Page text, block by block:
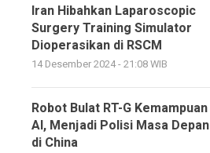
Iran Hibahkan Laparoscopic
Surgery Training Simulator
Dioperasikan di RSCM
14 Desember 2024 - 21:08 WIB
Robot Bulat RT-G Kemampuan
AI, Menjadi Polisi Masa Depan
di China